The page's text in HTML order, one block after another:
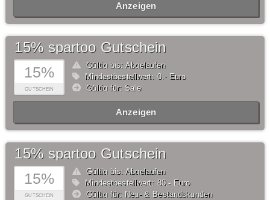
Anzeigen
15%
GUTSCHEIN
15% spartoo Gutschein
Gültig bis: Abgelaufen
Mindestbestellwert: 0,- Euro
Gültig für: Sale
Anzeigen
15%
GUTSCHEIN
15% spartoo Gutschein
Gültig bis: Abgelaufen
Mindestbestellwert: 80,- Euro
Gültig für: Neu- & Bestandskunden